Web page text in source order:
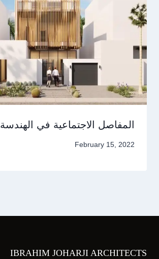
المفاصل الاجتماعية في الهندسة
February 15, 2022
IBRAHIM JOHARJI ARCHITECTS